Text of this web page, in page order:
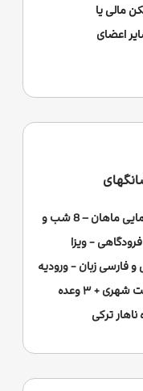
مالی یا
اعضای
خدمات تور: پرواز رفت و برگشت با هواپیمایی ماهان – 8 شب و
- ویزا
فارسی زبان - ورودیه
اماکن مورد بازدید طبق برنامه تور- ۵ گشت شهری + ۳ وعده